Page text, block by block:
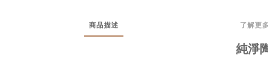
商品描述 了解更多
純淨